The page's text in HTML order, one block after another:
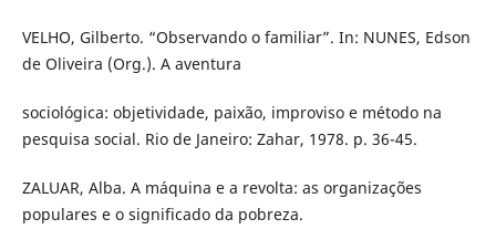
VELHO, Gilberto. “Observando o familiar”. In: NUNES, Edson
de Oliveira (Org.). A aventura
sociológica: objetividade, paixão, improviso e método na
pesquisa social. Rio de Janeiro: Zahar, 1978. p. 36-45.
ZALUAR, Alba. A máquina e a revolta: as organizações
populares e o significado da pobreza.